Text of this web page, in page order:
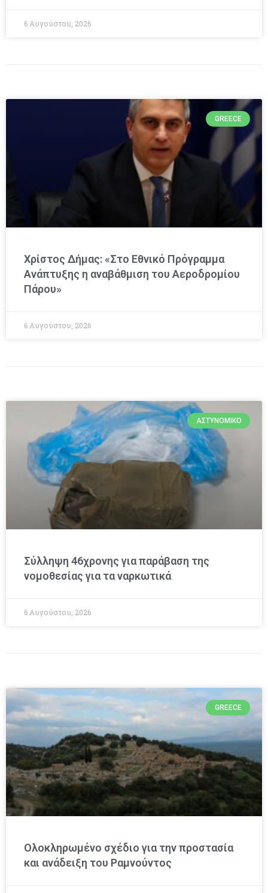
6 Αυγούστου, 2026
GREECE
Χρίστος Δήμας: «Στο Εθνικό Πρόγραμμα
Ανάπτυξης η αναβάθμιση του Αεροδρομίου
Πάρου»
6 Αυγούστου, 2026
ΑΣΤΥΝΟΜΙΚΌ
Σύλληψη 46χρονης για παράβαση της
νομοθεσίας για τα ναρκωτικά
6 Αυγούστου, 2026
GREECE
Ολοκληρωμένο σχέδιο για την προστασία
και ανάδειξη του Ραμνούντος